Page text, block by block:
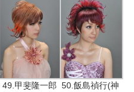
49.甲斐隆一郎 50.飯島禎行(神